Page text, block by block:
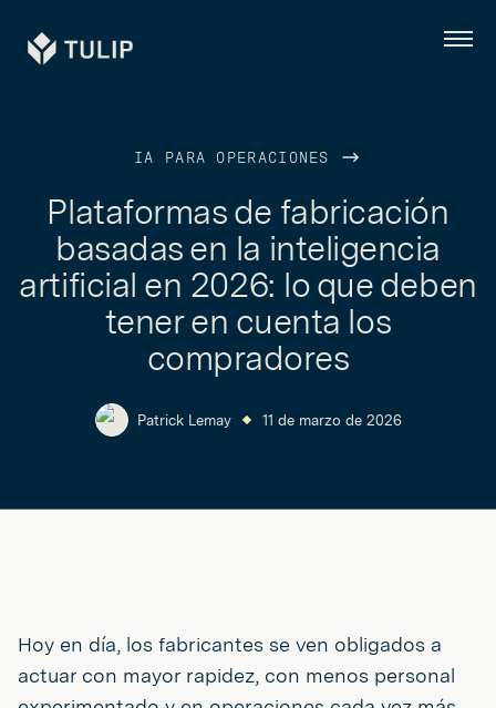
Tulip Menú
IA PARA OPERACIONES
Plataformas de fabricación
basadas en la inteligencia
artificial en 2026: lo que deben
tener en cuenta los
compradores
Patrick Lemay 11 de marzo de 2026
Hoy en día, los fabricantes se ven obligados a
actuar con mayor rapidez, con menos personal